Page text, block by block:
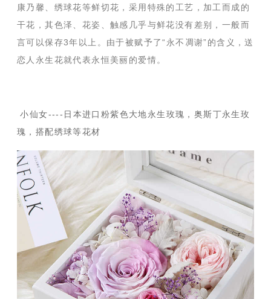
康乃馨、绣球花等鲜切花，采用特殊的工艺，加工而成的
干花，其色泽、花姿、触感几乎与鲜花没有差别，一般而
言可以保存3年以上。由于被赋予了“永不凋谢”的含义，送
恋人永生花就代表永恒美丽的爱情。
小仙女----日本进口粉紫色大地永生玫瑰，奥斯丁永生玫
瑰，搭配绣球等花材